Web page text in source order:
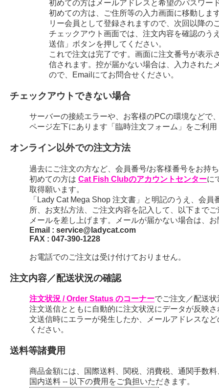
初めての方はメールアドレスと希望のパスワー
初めての方は、ご住所等の入力画面に移動しま
リー会員として登録されますので、次回以降の
チェックアウト画面では、注文内容を確認のう
送信」ボタンを押してください。
これで注文は完了です。画面に注文番号が表
信されます。控が届かない場合は、入力された
ので、Emailにてお問合せください。
チェックアウトできない場合
サーバーの接続エラーや、お客様のPCの環境などで
ページ左下にあります「臨時注文フォーム」をご利
オンライン以外での注文方法
過去にご注文の方など、会員番号/お客様番号をお持
初めての方は Cat Fish Clubのアカウントセンターに
取得願います。
「Lady Cat Mega Shop 注文書」と明記のうえ、会
所、お支払方法、ご注文内容を記入して、以下まで
メールを差し上げます。メールが届かない場合は、
Email : service@ladycat.com
FAX : 047-390-1228
お電話でのご注文は受け付けておりません。
注文内容／配送状況の確認
注文状況 / Order Status のコーナーでご注文／配送
注文送信とともに自動的に注文状況にデータが反映
文送信時にエラーが発生したか、メールアドレスな
ください。
送料等諸費用
商品金額には、国際送料、関税、消費税、通関手数
国内送料 -- 以下の費用をご負担いただきます。